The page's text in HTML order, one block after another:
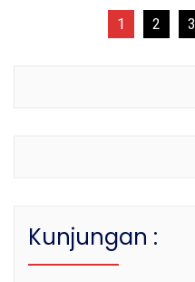
1 2 3
Kunjungan :